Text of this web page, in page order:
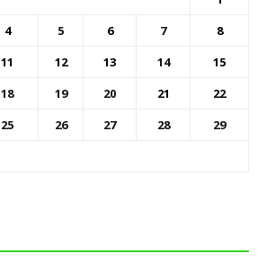
4 5 6 7
8
11 12 13 14
15
18 19 20 21
22
25 26 27 28
29